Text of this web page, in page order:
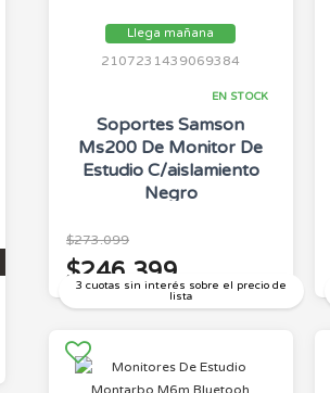
Llega mañana
2107231439069384
EN STOCK
Soportes Samson
Ms200 De Monitor De
Estudio C/aislamiento
Negro
3 cuotas sin interés sobre el precio de
lista
$273.099
$246.399